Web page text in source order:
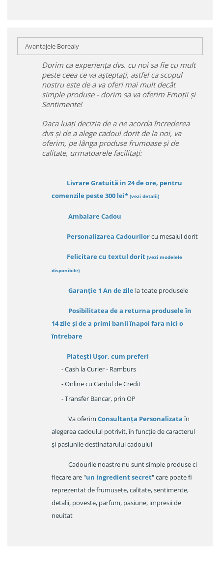
Avantajele Borealy
Dorim ca experiența dvs. cu noi sa fie cu mult
peste ceea ce va așteptați, astfel ca scopul
nostru este de a va oferi mai mult decât
simple produse - dorim sa va oferim Emoții și
Sentimente!
Daca luați decizia de a ne acorda încrederea
dvs și de a alege cadoul dorit de la noi, va
oferim, pe lânga produse frumoase și de
calitate, urmatoarele facilitați:
Livrare Gratuită in 24 de ore, pentru
comenzile peste 300 lei* (vezi detalii)
Ambalare Cadou
Personalizarea Cadourilorcu mesajul dorit
Felicitare cu textul dorit (vezi modelele
disponibile)
Garanție 1 An de zile la toate produsele
Posibilitatea de a returna produsele în
14 zileși de a primi banii înapoi fara nici o
întrebare
Platești Ușor, cum preferi
- Cash la Curier - Ramburs
- Online cu Cardul de Credit
- Transfer Bancar, prin OP
Va oferim Consultanța Personalizataîn
alegerea cadoulul potrivit, în funcție de caracterul
și pasiunile destinatarului cadoului
Cadourile noastre nu sunt simple produse ci
fiecare are "un ingredient secret" care poate fi
reprezentat de frumusețe, calitate, sentimente,
detalii, poveste, parfum, pasiune, impresii de
neuitat